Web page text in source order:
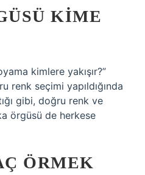
KIME
kimlere yakışır?”
renk seçimi yapıldığında
gibi, doğru renk ve
örgüsü de herkese
ÖRMEK